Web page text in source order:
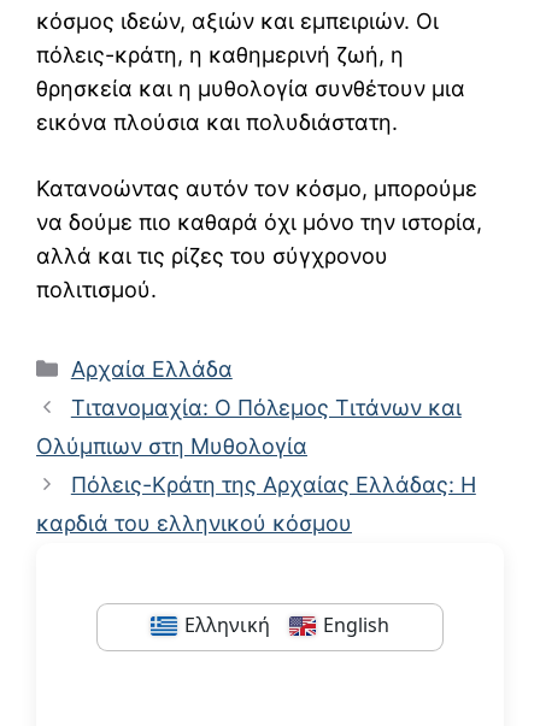
κόσμος ιδεών, αξιών και εμπειριών. Οι
πόλεις-κράτη, η καθημερινή ζωή, η
θρησκεία και η μυθολογία συνθέτουν μια
εικόνα πλούσια και πολυδιάστατη.
Κατανοώντας αυτόν τον κόσμο, μπορούμε
να δούμε πιο καθαρά όχι μόνο την ιστορία,
αλλά και τις ρίζες του σύγχρονου
πολιτισμού.
Κατηγορίες
Αρχαία Ελλάδα
Τιτανομαχία: Ο Πόλεμος Τιτάνων και
Ολύμπιων στη Μυθολογία
Πόλεις-Κράτη της Αρχαίας Ελλάδας: Η
καρδιά του ελληνικού κόσμου
Ελληνική English